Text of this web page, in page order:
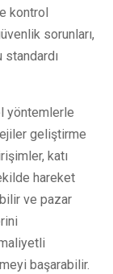
kontrol
sorunları,
yöntemlerle
geliştirme
katı
hareket
ve pazar
başarabilir.